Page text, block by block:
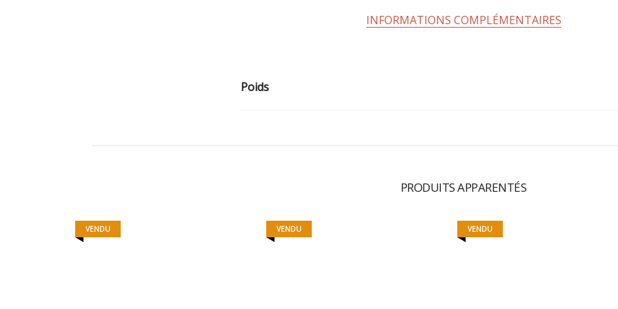
INFORMATIONS COMPLÉMENTAIRES
Poids
PRODUITS APPARENTÉS
VENDU VENDU VENDU